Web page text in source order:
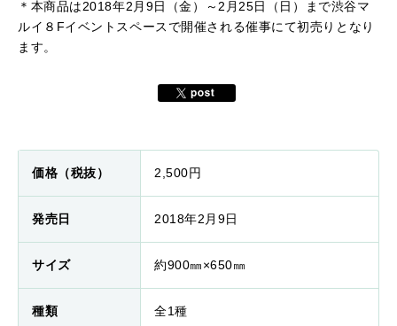
＊本商品は2018年2月9日（金）～2月25日（日）まで渋谷マ
ルイ８Fイベントスペースで開催される催事にて初売りとなり
ます。
価格（税抜） 2,500円
発売日 2018年2月9日
サイズ 約900㎜×650㎜
種類 全1種